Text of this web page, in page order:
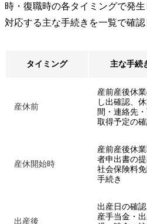
時・復職時の各タイミングで発
対応する主な手続きを一覧で確認
タイミング 主な手続
産休前
産前産後休
し出確認、
間・連絡先
取得予定の
産休開始時
産前産後休
者申出書の提
社会保険料
手続き
出産後
出産日の確
産手当金・